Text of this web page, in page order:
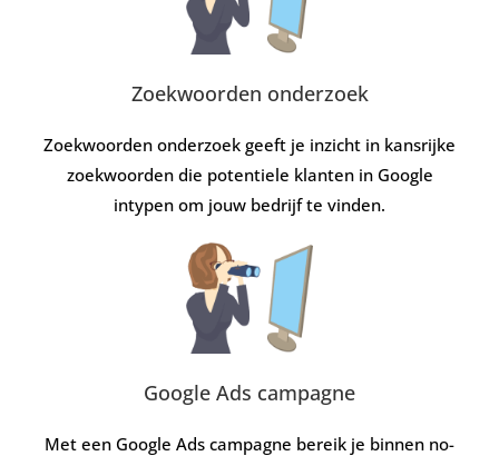
Zoekwoorden onderzoek
Zoekwoorden onderzoek geeft je inzicht in kansrijke
zoekwoorden die potentiele klanten in Google
intypen om jouw bedrijf te vinden.
Google Ads campagne
Met een Google Ads campagne bereik je binnen no-